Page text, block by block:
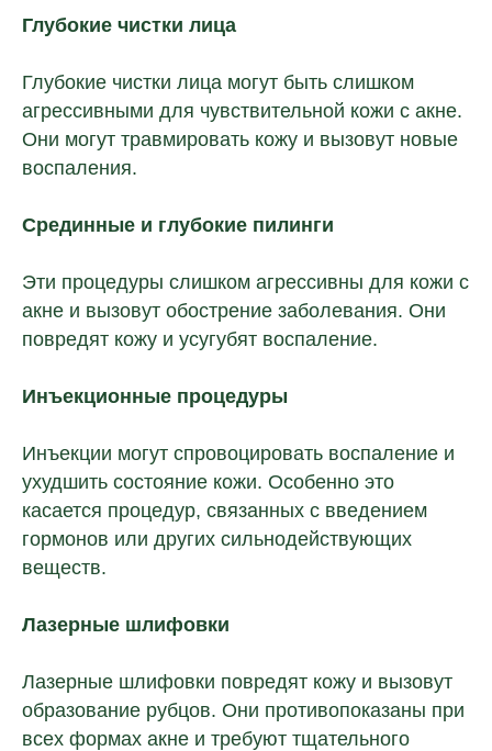
Глубокие чистки лица
Глубокие чистки лица могут быть слишком
агрессивными для чувствительной кожи с акне.
Они могут травмировать кожу и вызовут новые
воспаления.
Срединные и глубокие пилинги
Эти процедуры слишком агрессивны для кожи с
акне и вызовут обострение заболевания. Они
повредят кожу и усугубят воспаление.
Инъекционные процедуры
Инъекции могут спровоцировать воспаление и
ухудшить состояние кожи. Особенно это
касается процедур, связанных с введением
гормонов или других сильнодействующих
веществ.
Лазерные шлифовки
Лазерные шлифовки повредят кожу и вызовут
образование рубцов. Они противопоказаны при
всех формах акне и требуют тщательного
Остались вопросы?
Наш специалист свяжется с вами
и подробно расскажет, как открыть
соглашаюсь с условиями политики
конфиденциальности
ипредоставлением персональных
данных